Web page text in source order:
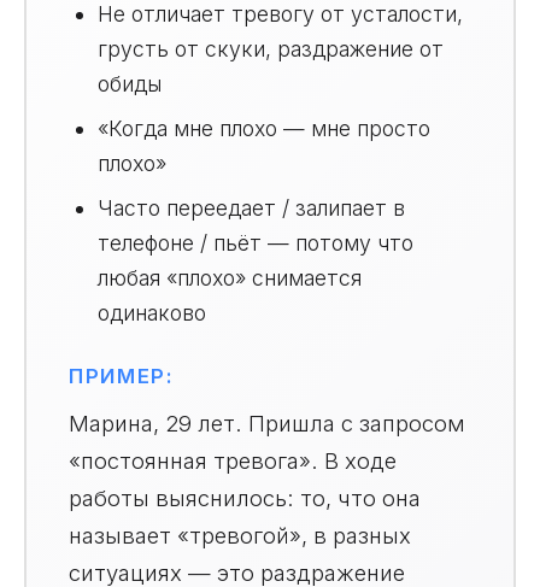
Не отличает тревогу от усталости,
грусть от скуки, раздражение от
обиды
«Когда мне плохо — мне просто
плохо»
Часто переедает / залипает в
телефоне / пьёт — потому что
любая «плохо» снимается
одинаково
ПРИМЕР:
Марина, 29 лет. Пришла с запросом
«постоянная тревога». В ходе
работы выяснилось: то, что она
называет «тревогой», в разных
ситуациях — это раздражение